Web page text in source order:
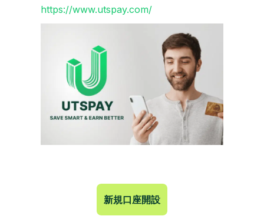
https://www.utspay.com/
新規口座開設